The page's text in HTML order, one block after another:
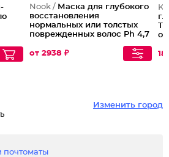
Nook / Маска для глубокого
восстановления
нормальных или толстых
поврежденных волос Ph 4,7
от 2938 ₽
oil
Изменить город
почтоматы